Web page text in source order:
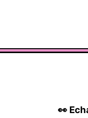
growth. The
in productivity
self-improvement. I
and online
👀